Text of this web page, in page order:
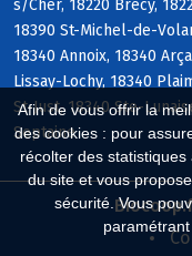
Afin de vous offrir la
des cookies : pour
récolter des
du site et vous
sécurité. Vous
s/Cher, 18220 Brécy,
18390 St-Michel-de-
18340 Annoix, 18340
Lissay-Lochy, 18340
St-Just, 18340 Ste-
Septaine